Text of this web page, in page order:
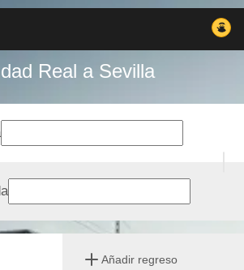
Real a Sevilla
Añadir regreso